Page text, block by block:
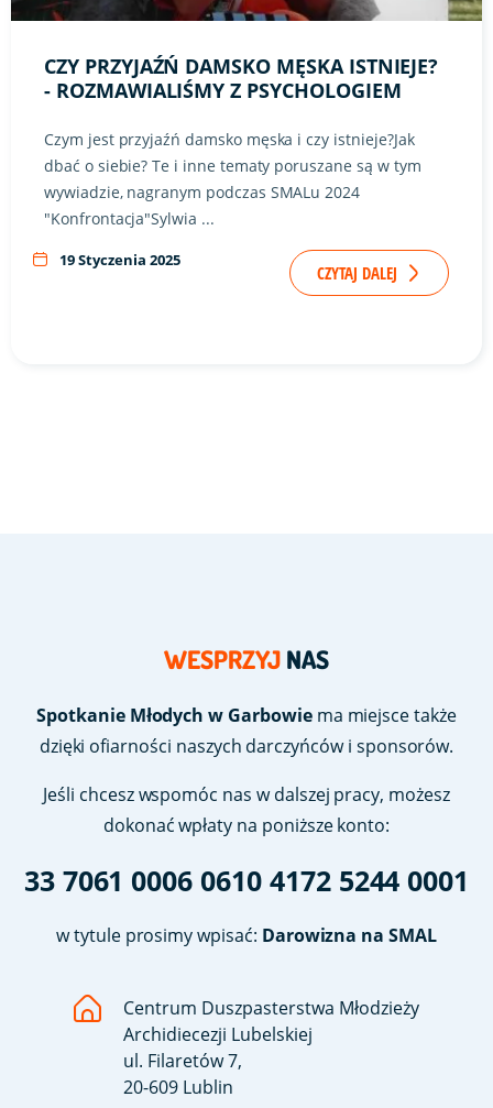
CZY PRZYJAŹŃ DAMSKO MĘSKA ISTNIEJE?
- ROZMAWIALIŚMY Z PSYCHOLOGIEM
Czym jest przyjaźń damsko męska i czy istnieje?Jak
dbać o siebie? Te i inne tematy poruszane są w tym
wywiadzie, nagranym podczas SMALu 2024
"Konfrontacja"Sylwia ...
19 Styczenia 2025
CZYTAJ DALEJ
WESPRZYJNAS
Spotkanie Młodych w Garbowiema miejsce także
dzięki ofiarności naszych darczyńców i sponsorów.
Jeśli chcesz wspomóc nas w dalszej pracy, możesz
dokonać wpłaty na poniższe konto:
33 7061 0006 0610 4172 5244 0001
w tytule prosimy wpisać: Darowizna na SMAL
Centrum Duszpasterstwa Młodzieży
Archidiecezji Lubelskiej
ul. Filaretów 7,
20-609 Lublin